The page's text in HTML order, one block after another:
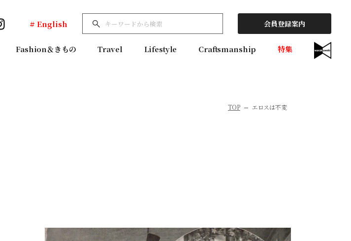
# English 会員登録案内
Fashion＆きもの Travel Lifestyle Craftsmanship 特集
TOP エロスは不変